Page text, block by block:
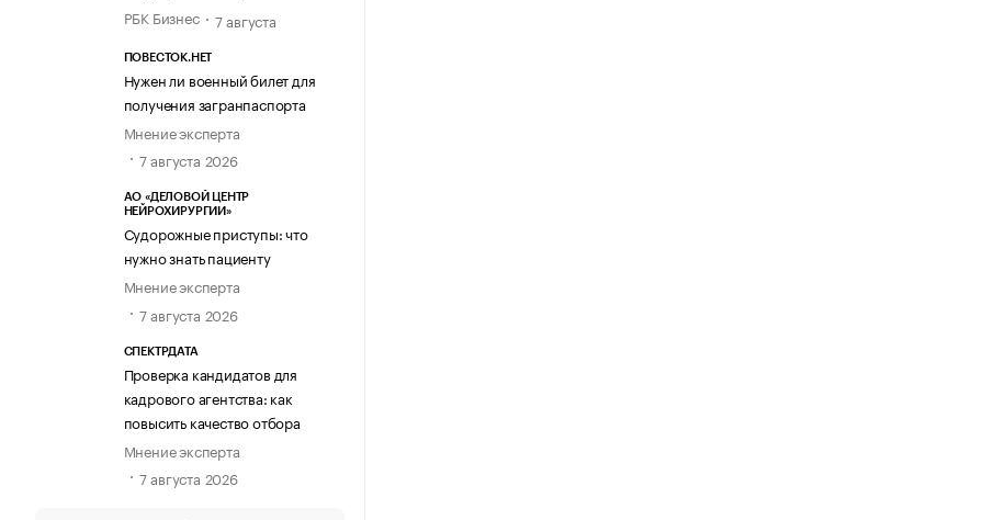
РБК Бизнес
7 августа
ПОВЕСТОК.НЕТ
Нужен ли военный билет для
получения загранпаспорта
Мнение эксперта
7 августа 2026
АО «ДЕЛОВОЙ ЦЕНТР
НЕЙРОХИРУРГИИ»
Судорожные приступы: что
нужно знать пациенту
Мнение эксперта
7 августа 2026
СПЕКТРДАТА
Проверка кандидатов для
кадрового агентства: как
повысить качество отбора
Мнение эксперта
7 августа 2026